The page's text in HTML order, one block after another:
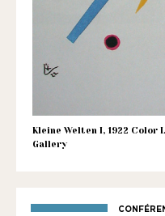
ayant
une
vocation
Kleine Welten I, 1922 Color
Gallery